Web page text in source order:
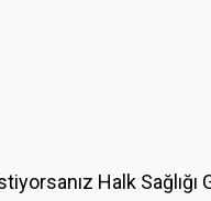
Halk Sağlığı